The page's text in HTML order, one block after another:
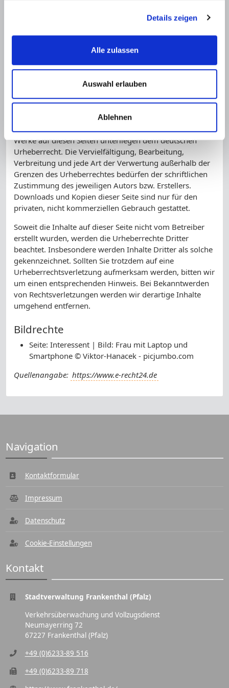
Details zeigen
Alle zulassen
Auswahl erlauben
Ablehnen
zum Zeitpunkt der Verlinkung nicht erkennbar.
Eine permanente inhaltliche Kontrolle der verlinkten
Seiten ist jedoch ohne konkrete Anhaltspunkte einer
von Rechtsverletzungen werden wir derartige Links
umgehend entfernen.
Urheberrecht
Die durch die Seitenbetreiber erstellten Inhalte und
Werke auf diesen Seiten unterliegen dem deutschen
Urheberrecht. Die Vervielfältigung, Bearbeitung,
Verbreitung und jede Art der Verwertung außerhalb der
Grenzen des Urheberrechtes bedürfen der schriftlichen
Zustimmung des jeweiligen Autors bzw. Erstellers.
Downloads und Kopien dieser Seite sind nur für den
privaten, nicht kommerziellen Gebrauch gestattet.
Soweit die Inhalte auf dieser Seite nicht vom Betreiber
erstellt wurden, werden die Urheberrechte Dritter
beachtet. Insbesondere werden Inhalte Dritter als solche
gekennzeichnet. Sollten Sie trotzdem auf eine
Urheberrechtsverletzung aufmerksam werden, bitten wir
um einen entsprechenden Hinweis. Bei Bekanntwerden
von Rechtsverletzungen werden wir derartige Inhalte
umgehend entfernen.
Bildrechte
Seite: Interessent | Bild: Frau mit Laptop und
Smartphone © Viktor-Hanacek - picjumbo.com
Quellenangabe: https://www.e-recht24.de
Navigation
Kontaktformular
Impressum
Datenschutz
Cookie-Einstellungen
Kontakt
Stadtverwaltung Frankenthal (Pfalz)
Verkehrsüberwachung und Vollzugsdienst
Neumayerring 72
67227 Frankenthal (Pfalz)
+49 (0)6233-89 516
+49 (0)6233-89 718